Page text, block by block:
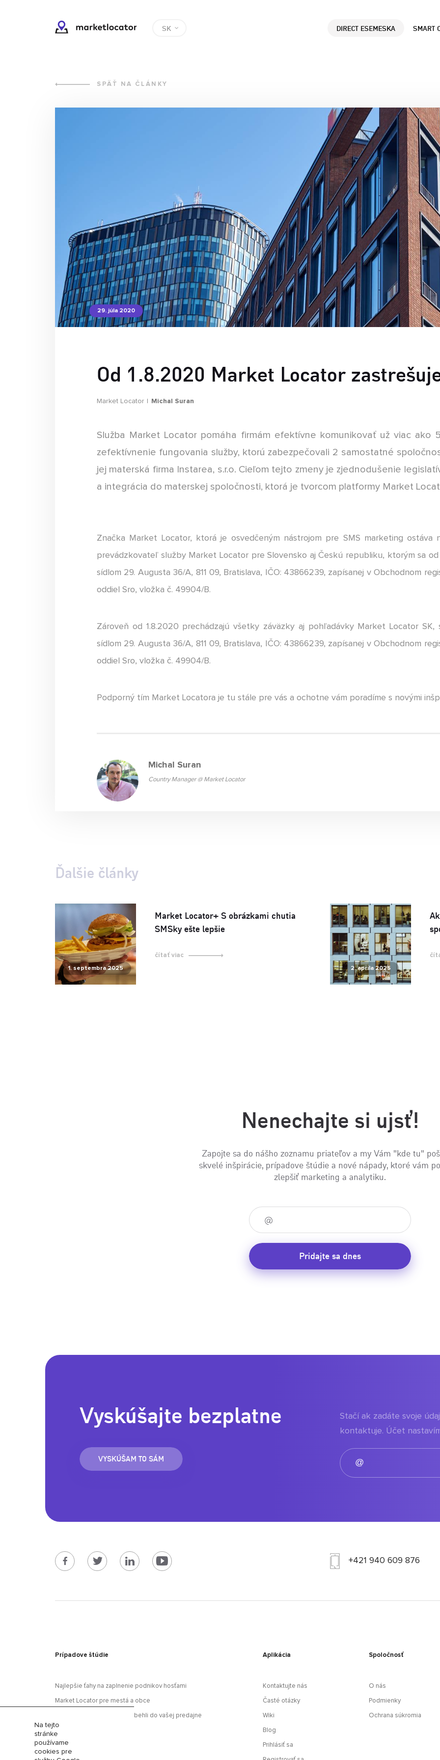
SK DIRECT ESEMESKA SMART
GOVERNMENT
Využitie dát pre
mesta a lepšiu
občanmi.
MARKET
Príklady
Locatoru v
SPÄŤ NA ČLÁNKY
29. júla 2020
Od 1.8.2020 Market Locator
Market Locator Michal Suran
Služba Market Locator pomáha firmám efektívne komunikovať už viac ako
zefektívnenie fungovania služby, ktorú zabezpečovali 2 samostatné
jej materská firma Instarea, s.r.o. Cieľom tejto zmeny je zjednodušenie
a integrácia do materskej spoločnosti, ktorá je tvorcom platformy Market
Značka Market Locator, ktorá je osvedčeným nástrojom pre SMS marketing ostáva
prevádzkovateľ služby Market Locator pre Slovensko aj Českú republiku, ktorým sa od
sídlom 29. Augusta 36/A, 811 09, Bratislava, IČO: 43866239, zapísanej v Obchodnom
oddiel Sro, vložka č. 49904/B.
Zároveň od 1.8.2020 prechádzajú všetky záväzky aj pohľadávky Market Locator SK,
sídlom 29. Augusta 36/A, 811 09, Bratislava, IČO: 43866239, zapísanej v Obchodnom
oddiel Sro, vložka č. 49904/B.
Podporný tím Market Locatora je tu stále pre vás a ochotne vám poradíme s novými
Michal Suran
Country Manager @ Market Locator
Ďalšie články
1. septembra 2025
Market Locator+ S obrázkami chutia
SMSky ešte lepšie
čítať viac
2. apríla 2025
Nenechajte si ujsť!
Zapojte sa do nášho zoznamu priateľov a my Vám "kde tu"
skvelé inšpirácie, prípadove štúdie a nové nápady, ktoré vám
zlepšiť marketing a analytiku.
Pridajte sa dnes
Vyskúšajte bezplatne
VYSKÚŠAM TO SÁM
Stačí ak zadáte svoje
kontaktuje. Účet
+421 940 609 876
Prípadove štúdie
Najlepšie ťahy na zaplnenie podnikov hosťami
Market Locator pre mestá a obce
Oslovte športovcov, aby dobehli do vašej predajne
Analýzy dát
Aplikácia
Kontaktujte nás
Časté otázky
Wiki
Blog
Prihlásiť sa
Spoločnosť
O nás
Podmienky
Ochrana súkromia
Na tejto
stránke
používame
cookies pre